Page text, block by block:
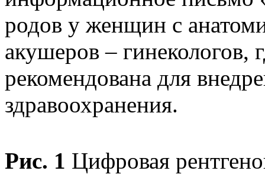
родов у женщин с
акушеров – гинекологов,
рекомендована для
здравоохранения.
Рис. 1 Цифровая